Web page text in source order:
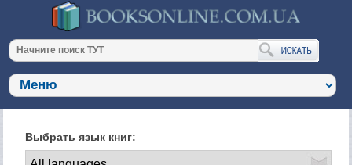
Выбрать язык книг: